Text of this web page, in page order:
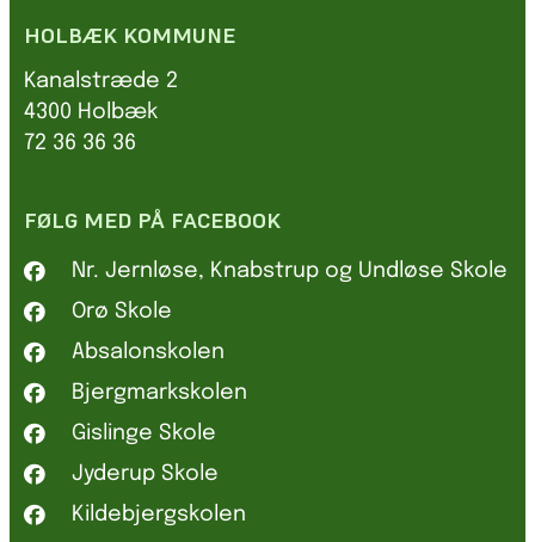
HOLBÆK KOMMUNE
Kanalstræde 2
4300 Holbæk
72 36 36 36
FØLG MED PÅ FACEBOOK
Nr. Jernløse, Knabstrup og Undløse Skole
Orø Skole
Absalonskolen
Bjergmarkskolen
Gislinge Skole
Jyderup Skole
Kildebjergskolen